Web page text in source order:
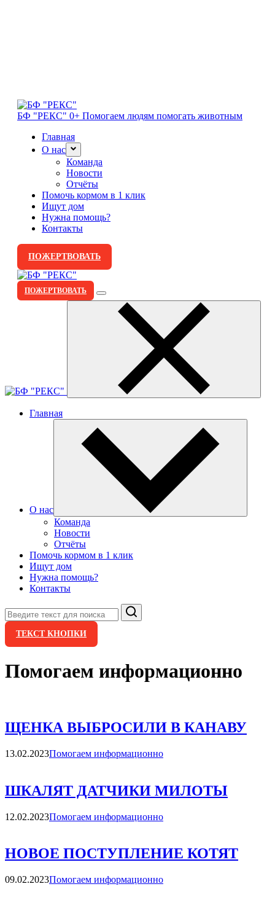
БФ "РЕКС" 0+ Помогаем людям помогать животным
Главная
О нас
Команда
Новости
Отчёты
Помочь кормом в 1 клик
Ищут дом
Нужна помощь?
Контакты
ПОЖЕРТВОВАТЬ
ПОЖЕРТВОВАТЬ
Главная
О нас
Команда
Новости
Отчёты
Помочь кормом в 1 клик
Ищут дом
Нужна помощь?
Контакты
Поиск
ТЕКСТ КНОПКИ
Помогаем информационно
ЩЕНКА ВЫБРОСИЛИ В КАНАВУ
13.02.2023Категории
Помогаем информационно
ШКАЛЯТ ДАТЧИКИ МИЛОТЫ
12.02.2023Категории
Помогаем информационно
НОВОЕ ПОСТУПЛЕНИЕ КОТЯТ
09.02.2023Категории
Помогаем информационно